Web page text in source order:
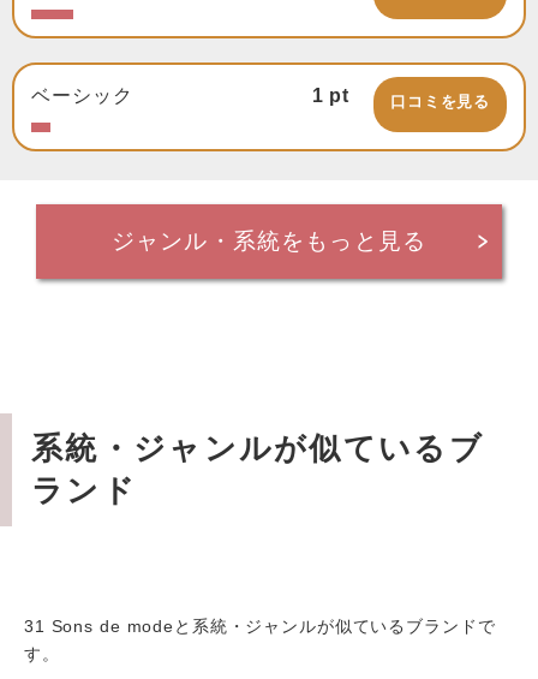
ベーシック 1 pt 口コミを見る
ジャンル・系統をもっと見る
系統・ジャンルが似ているブ
ランド
31 Sons de modeと系統・ジャンルが似ているブランドで
す。